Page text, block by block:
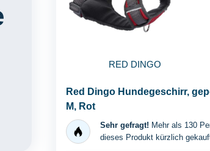
RED DINGO
Red Dingo Hundegeschirr,
M, Rot
Sehr gefragt! Mehr als 130
dieses Produkt kürzlich